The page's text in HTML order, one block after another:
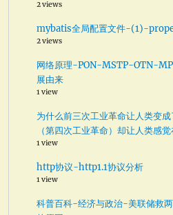
2 views
mybatis全局配置文件-(1)-
2 views
网络原理-PON-MSTP-OTN-
展由来
1 view
为什么前三次工业革命让人类变
（第四次工业革命）却让人类感
1 view
http协议-http1.1协议分析
1 view
科普百科-经济与政治-美联储救